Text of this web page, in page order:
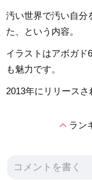
汚い世界で汚い自分
た、という内容。
イラストはアボガド
も魅力です。
2013年にリリースさ
expand_lessラン